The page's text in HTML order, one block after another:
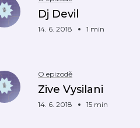
Dj Devil
14. 6. 2018 1 min
O epizodě
Zive Vysilani
14. 6. 2018 15 min